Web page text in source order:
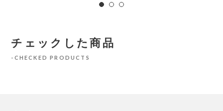
チェックした商品
CHECKED PRODUCTS